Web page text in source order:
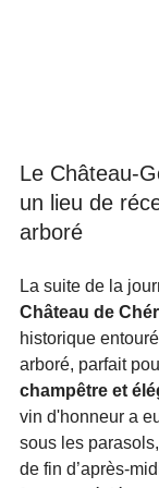
Le Château-
un lieu de
arboré
La suite de la
Château de
historique
arboré, parfait
champêtre et
vin d'honneur a
sous les
de fin d’après-